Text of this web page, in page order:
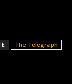
The Telegraph